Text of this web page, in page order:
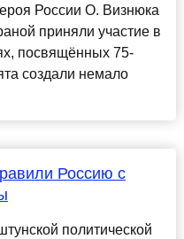
России О. Визнюка
приняли участие в
посвящённых 75-
создали немало
Россию с
политической